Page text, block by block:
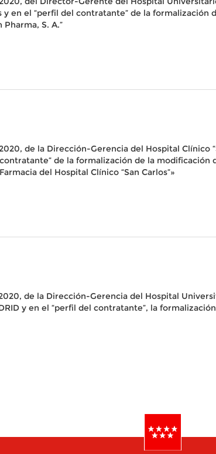
en el “perfil del contratante” de la
S. A.”
de la Dirección-Gerencia del Hospital Clínico
de la formalización de la
del Hospital Clínico “San Carlos”»
de la Dirección-Gerencia del Hospital
y en el “perfil del contratante”, la